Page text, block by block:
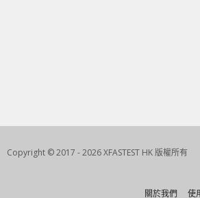
Copyright © 2017 - 2026 XFASTEST HK 版權所有
關於我們 使